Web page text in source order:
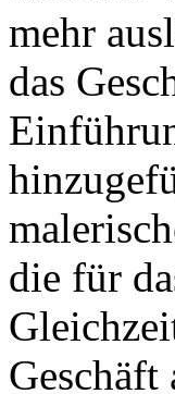
mehr
das
die für